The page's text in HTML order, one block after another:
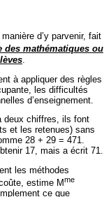
d’y parvenir, fait
des mathématiques ou
à appliquer des règles
les difficultés
d’enseignement.
deux chiffres, ils font
et les retenues) sans
28 + 29 = 471.
17, mais a écrit 71.
les méthodes
estime Mme
ce que